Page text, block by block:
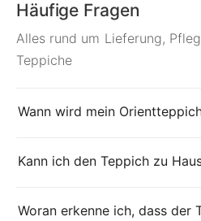
Häufige Fragen
Alles rund um Lieferung,
Teppiche
Wann wird mein
Kann ich den Teppich zu
Woran erkenne ich, dass der